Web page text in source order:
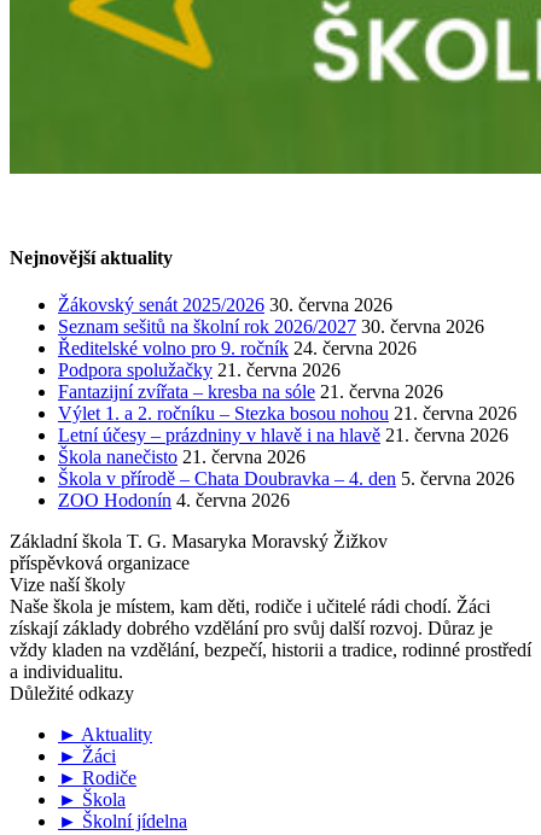
Nejnovější aktuality
Žákovský senát 2025/2026 30. června 2026
Seznam sešitů na školní rok 2026/2027 30. června 2026
Ředitelské volno pro 9. ročník 24. června 2026
Podpora spolužačky 21. června 2026
Fantazijní zvířata – kresba na sóle 21. června 2026
Výlet 1. a 2. ročníku – Stezka bosou nohou 21. června 2026
Letní účesy – prázdniny v hlavě i na hlavě 21. června 2026
Škola nanečisto 21. června 2026
Škola v přírodě – Chata Doubravka – 4. den 5. června 2026
ZOO Hodonín 4. června 2026
Základní škola T. G. Masaryka Moravský Žižkov
příspěvková organizace
Vize naší školy
Naše škola je místem, kam děti, rodiče i učitelé rádi chodí. Žáci
získají základy dobrého vzdělání pro svůj další rozvoj. Důraz je
vždy kladen na vzdělání, bezpečí, historii a tradice, rodinné prostředí
a individualitu.
Důležité odkazy
► Aktuality
► Žáci
► Rodiče
► Škola
► Školní jídelna